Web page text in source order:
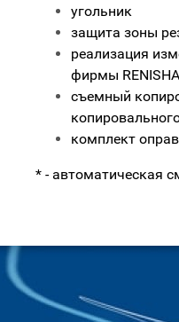
угольник
защита зоны
реализация
фирмы
съемный
комплект
* - автоматическая